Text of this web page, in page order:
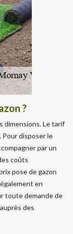
?
dimensions. Le tarif
disposer le
par un
coûts
pose de gazon
en
toute demande de
des